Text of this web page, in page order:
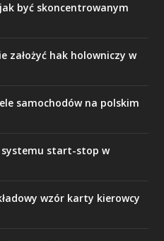
być skoncentrowanym
założyć hak holowniczy w
samochodów na polskim
systemu start-stop w
wzór karty kierowcy